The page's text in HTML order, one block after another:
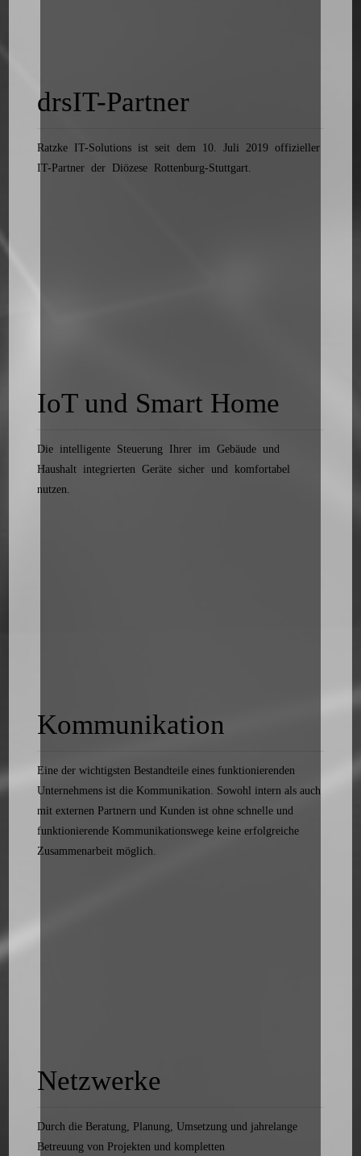
drsIT-Partner
Ratzke IT-Solutions ist seit dem 10. Juli 2019 offizieller
IT-Partner der Diözese Rottenburg-Stuttgart.
IoT und Smart Home
Die intelligente Steuerung Ihrer im Gebäude und
Haushalt integrierten Geräte sicher und komfortabel
nutzen.
Kommunikation
Eine der wichtigsten Bestandteile eines funktionierenden
Unternehmens ist die Kommunikation. Sowohl intern als auch
mit externen Partnern und Kunden ist ohne schnelle und
funktionierende Kommunikationswege keine erfolgreiche
Zusammenarbeit möglich.
Netzwerke
Durch die Beratung, Planung, Umsetzung und jahrelange
Betreuung von Projekten und kompletten